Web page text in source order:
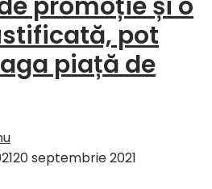
pot
piață de
20 septembrie 2021